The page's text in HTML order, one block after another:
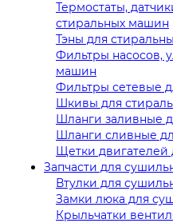
Термостаты,
стиральных машин
Тэны для
Фильтры насосов,
машин
Фильтры сетевые
Шкивы для
Шланги заливные
Шланги сливные
Щетки двигателей
Запчасти для
Втулки для
Замки люка для
Крыльчатки